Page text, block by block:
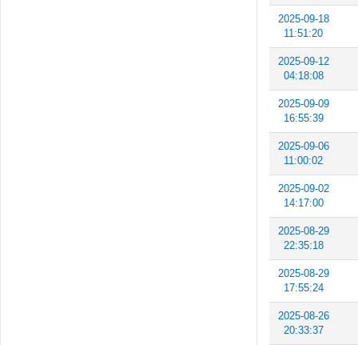
2025-09-18
11:51:20
2025-09-12
04:18:08
2025-09-09
16:55:39
2025-09-06
11:00:02
2025-09-02
14:17:00
2025-08-29
22:35:18
2025-08-29
17:55:24
2025-08-26
20:33:37